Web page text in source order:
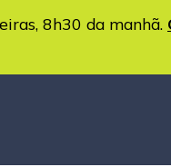
8h30 da manhã.